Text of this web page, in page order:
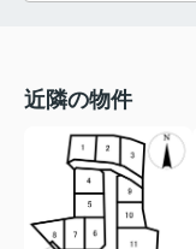
近隣の物件